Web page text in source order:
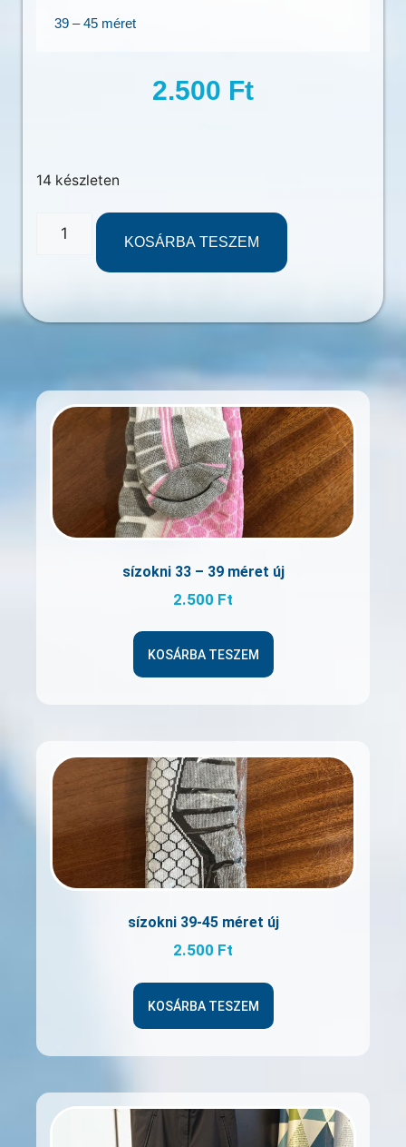
39 – 45 méret
2.500 Ft
14 készleten
KOSÁRBA TESZEM
sízokni 33 – 39 méret új
2.500 Ft
KOSÁRBA TESZEM
sízokni 39-45 méret új
2.500 Ft
KOSÁRBA TESZEM